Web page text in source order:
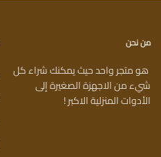
من نحن
هو متجر واحد حيث يمكنك شراء كل
شيء من الاجهزة الصغيرة إلى
الأدوات المنزلية الاكبر !